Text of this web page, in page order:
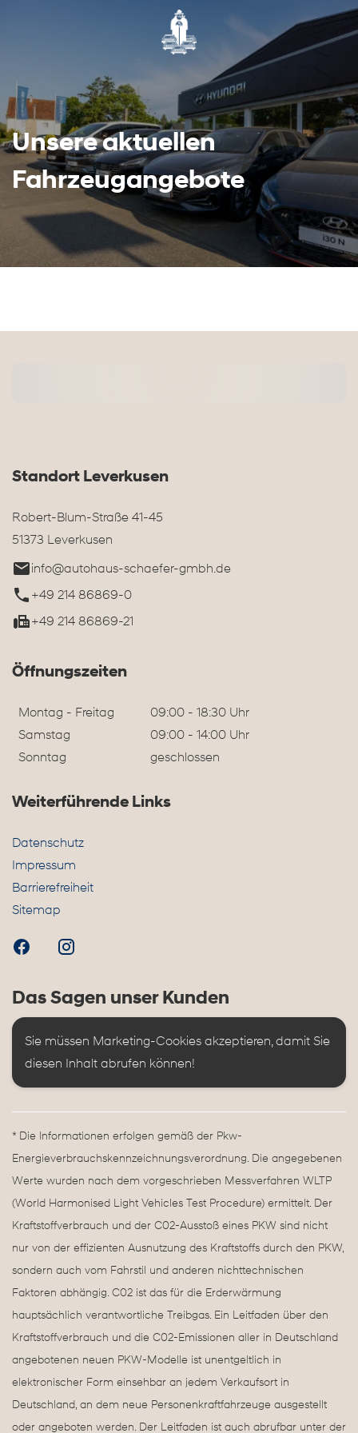
Unsere aktuellen
Fahrzeugangebote
Standort Leverkusen
Robert-Blum-Straße 41-45
51373 Leverkusen
info@autohaus-schaefer-gmbh.de
+49 214 86869-0
+49 214 86869-21
Öffnungszeiten
Montag - Freitag
09:00 - 18:30 Uhr
Samstag
09:00 - 14:00 Uhr
Sonntag
geschlossen
Weiterführende Links
Datenschutz
Impressum
Barrierefreiheit
Sitemap
Das Sagen unser Kunden
Sie müssen Marketing-Cookies akzeptieren, damit Sie
diesen Inhalt abrufen können!
* Die Informationen erfolgen gemäß der Pkw-
Energieverbrauchskennzeichnungsverordnung. Die angegebenen
Werte wurden nach dem vorgeschrieben Messverfahren WLTP
(World Harmonised Light Vehicles Test Procedure) ermittelt. Der
Kraftstoffverbrauch und der C02-Ausstoß eines PKW sind nicht
nur von der effizienten Ausnutzung des Kraftstoffs durch den PKW,
sondern auch vom Fahrstil und anderen nichttechnischen
Faktoren abhängig. C02 ist das für die Erderwärmung
hauptsächlich verantwortliche Treibgas. Ein Leitfaden über den
Kraftstoffverbrauch und die C02-Emissionen aller in Deutschland
angebotenen neuen PKW-Modelle ist unentgeltlich in
elektronischer Form einsehbar an jedem Verkaufsort in
Deutschland, an dem neue Personenkraftfahrzeuge ausgestellt
oder angeboten werden. Der Leitfaden ist auch abrufbar unter der